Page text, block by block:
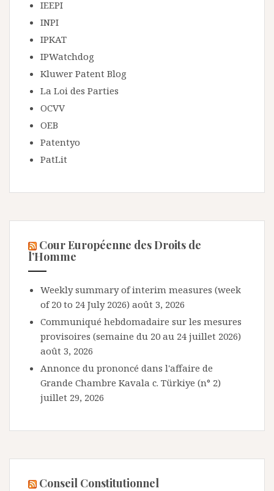
IEEPI
INPI
IPKAT
IPWatchdog
Kluwer Patent Blog
La Loi des Parties
OCVV
OEB
Patentyo
PatLit
Cour Européenne des Droits de
l’Homme
Weekly summary of interim measures (week
of 20 to 24 July 2026) août 3, 2026
Communiqué hebdomadaire sur les mesures
provisoires (semaine du 20 au 24 juillet 2026)
août 3, 2026
Annonce du prononcé dans l'affaire de
Grande Chambre Kavala c. Türkiye (n° 2)
juillet 29, 2026
Conseil Constitutionnel